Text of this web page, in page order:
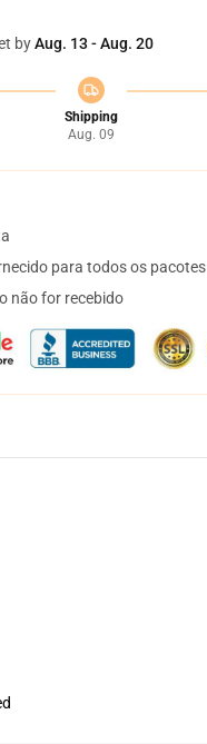
byAug. 13 - Aug. 20
Shipping
Aug. 09
para todos os pacotes
não for recebido